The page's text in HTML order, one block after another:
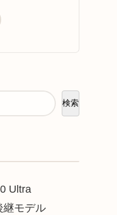
検索
Ultra
継モデル